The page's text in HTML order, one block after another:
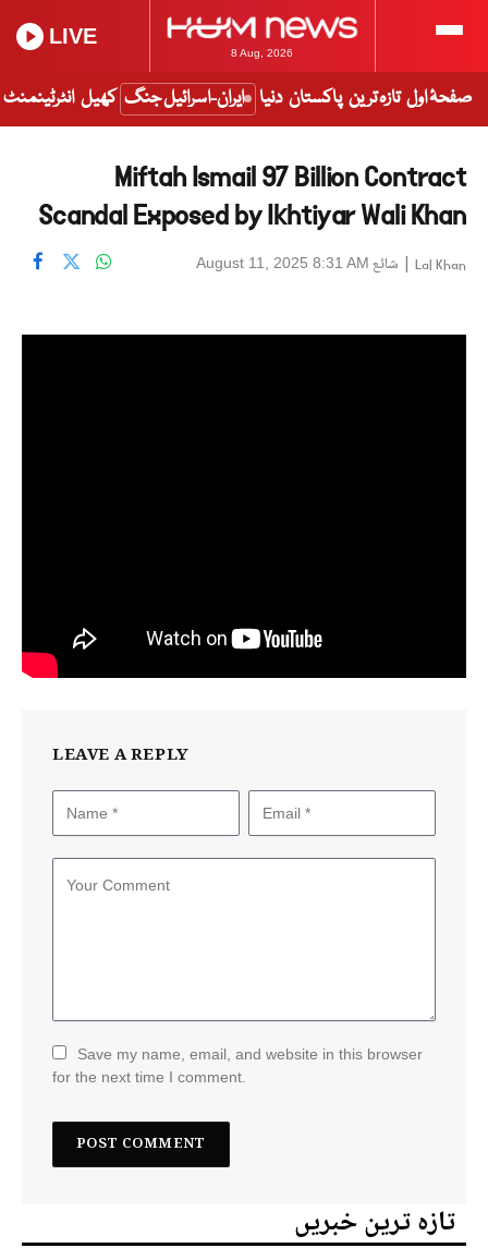
8 Aug, 2026
LIVE
صفحۂ اول تازہ ترین پاکستان دنیا ایران-اسرائیل جنگ کھیل انٹرٹینمنٹ
Miftah Ismail 97 Billion Contract
Scandal Exposed by Ikhtiyar Wali Khan
Lal Khan
| شائع August 11, 2025 8:31 AM
LEAVE A REPLY
Save my name, email, and website in this browser
for the next time I comment.
تازہ ترین خبریں